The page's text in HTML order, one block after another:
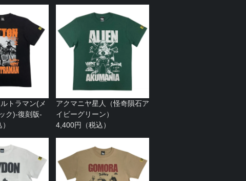
トラマン(メ
ク)-復刻版-
アクマニヤ星人（怪奇隕石ア
イビーグリーン）
4,400円（税込）